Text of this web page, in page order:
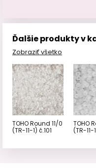
Ďalšie produkty v
Zobraziť všetko
TOHO Round 11/0
(TR-11-1) č.101
TOHO
(TR-11-